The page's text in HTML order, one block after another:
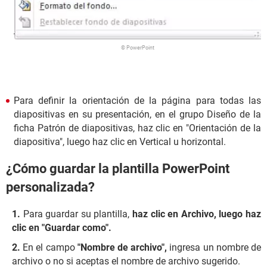
© PowerPoint
Para definir la orientación de la página para todas las
diapositivas en su presentación, en el grupo Diseño de la
ficha Patrón de diapositivas, haz clic en "Orientación de la
diapositiva", luego haz clic en Vertical u horizontal.
¿Cómo guardar la plantilla PowerPoint
personalizada?
Para guardar su plantilla, haz clic en Archivo, luego haz
clic en "Guardar como".
En el campo "Nombre de archivo", ingresa un nombre de
archivo o no si aceptas el nombre de archivo sugerido.